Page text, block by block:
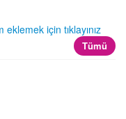
eklemek için tıklayınız
Tümü